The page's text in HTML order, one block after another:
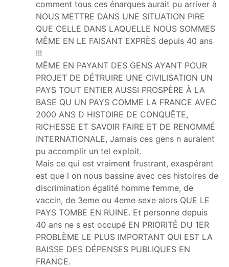
comment tous ces énarques aurait pu arriver à
NOUS METTRE DANS UNE SITUATION PIRE
QUE CELLE DANS LAQUELLE NOUS SOMMES
MÊME EN LE FAISANT EXPRÈS depuis 40 ans
!!!
MÊME EN PAYANT DES GENS AYANT POUR
PROJET DE DÉTRUIRE UNE CIVILISATION UN
PAYS TOUT ENTIER AUSSI PROSPÈRE À LA
BASE QU UN PAYS COMME LA FRANCE AVEC
2000 ANS D HISTOIRE DE CONQUÊTE,
RICHESSE ET SAVOIR FAIRE ET DE RENOMMÉ
INTERNATIONALE, Jamais ces gens n auraient
pu accomplir un tel exploit.
Mais ce qui est vraiment frustrant, exaspérant
est que l on nous bassine avec ces histoires de
discrimination égalité homme femme, de
vaccin, de 3eme ou 4eme sexe alors QUE LE
PAYS TOMBE EN RUINE. Et personne depuis
40 ans ne s est occupé EN PRIORITÉ DU 1ER
PROBLÈME LE PLUS IMPORTANT QUI EST LA
BAISSE DES DÉPENSES PUBLIQUES EN
FRANCE.